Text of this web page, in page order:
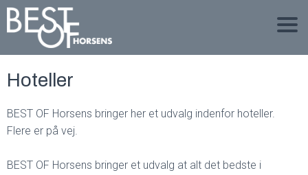
Hoteller
BEST OF Horsens bringer her et udvalg indenfor hoteller.
Flere er på vej.
BEST OF Horsens bringer et udvalg at alt det bedste i